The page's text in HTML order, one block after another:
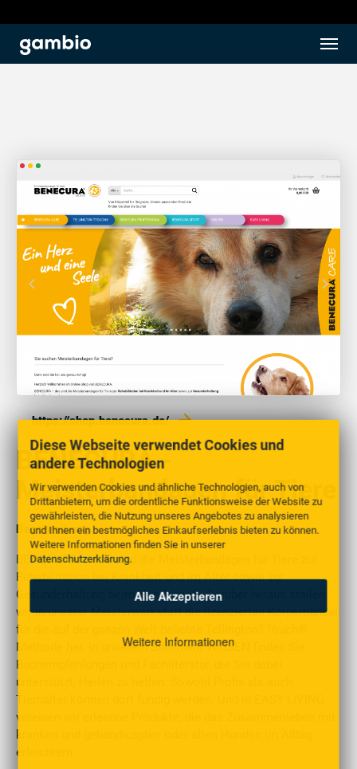
Diese Webseite verwendet Cookies und
andere Technologien
Wir verwenden Cookies und ähnliche Technologien, auch von
Drittanbietern, um die ordentliche Funktionsweise der Website zu
gewährleisten, die Nutzung unseres Angebotes zu analysieren
und Ihnen ein bestmögliches Einkaufserlebnis bieten zu können.
Weitere Informationen finden Sie in unserer
Datenschutzerklärung.
Alle Akzeptieren
Weitere Informationen
https://shop.benecura.de/
BENECURA -
Meisterbandagen für Tiere
Beschreibung
BENECURA – das sind die Meisterbandagen für Tiere zur
Rehabilitation bei Krankheit und im Alter sowie zur
Gesunderhaltung beim Hundesport. Darüber hinaus stellen
wir in unserer Meisterwerkstatt die lizenzierten Körperbänder
für die auf der ganzen Welt beliebte TellingtonTTouch®
Methode her. In unserem Sortiment WISSEN finden Sie
Buchempfehlungen und Fachliteratur, die Sie dabei
unterstützt, Heilen zu helfen. Sowohl Profis als auch
Tierhalter können dort fündig werden. Und in EASY LIVING
vereinen wir erlesene Produkte, die das Zusammenleben mit
kranken und gehandicapten oder alten Hunden im Alltag
erleichtern.